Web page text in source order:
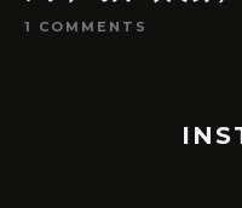
1 COMMENTS